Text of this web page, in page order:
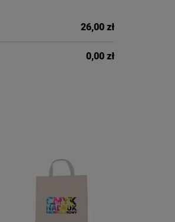
26,00 zł
0,00 zł